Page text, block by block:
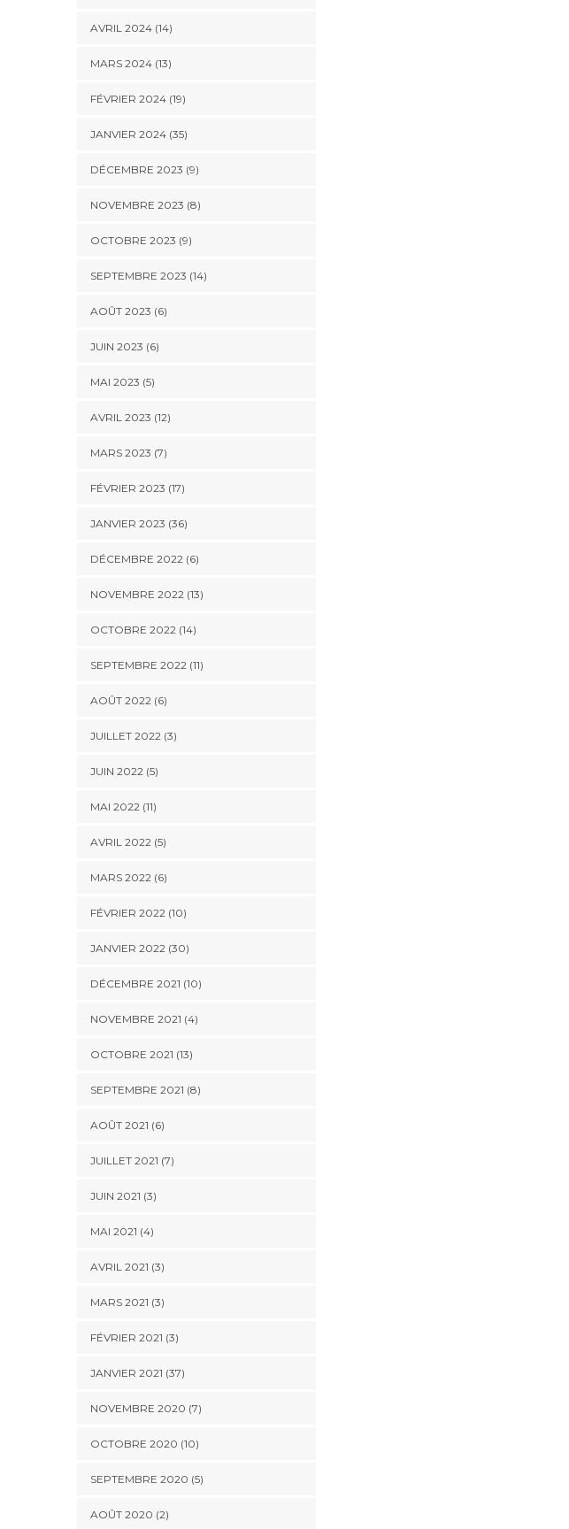
AVRIL 2024 (14)
MARS 2024 (13)
FÉVRIER 2024 (19)
JANVIER 2024 (35)
DÉCEMBRE 2023 (9)
NOVEMBRE 2023 (8)
OCTOBRE 2023 (9)
SEPTEMBRE 2023 (14)
AOÛT 2023 (6)
JUIN 2023 (6)
MAI 2023 (5)
AVRIL 2023 (12)
MARS 2023 (7)
FÉVRIER 2023 (17)
JANVIER 2023 (36)
DÉCEMBRE 2022 (6)
NOVEMBRE 2022 (13)
OCTOBRE 2022 (14)
SEPTEMBRE 2022 (11)
AOÛT 2022 (6)
JUILLET 2022 (3)
JUIN 2022 (5)
MAI 2022 (11)
AVRIL 2022 (5)
MARS 2022 (6)
FÉVRIER 2022 (10)
JANVIER 2022 (30)
DÉCEMBRE 2021 (10)
NOVEMBRE 2021 (4)
OCTOBRE 2021 (13)
SEPTEMBRE 2021 (8)
AOÛT 2021 (6)
JUILLET 2021 (7)
JUIN 2021 (3)
MAI 2021 (4)
AVRIL 2021 (3)
MARS 2021 (3)
FÉVRIER 2021 (3)
JANVIER 2021 (37)
NOVEMBRE 2020 (7)
OCTOBRE 2020 (10)
SEPTEMBRE 2020 (5)
AOÛT 2020 (2)